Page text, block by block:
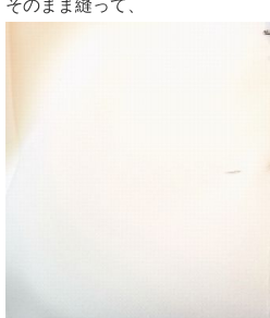
そのまま縫って、